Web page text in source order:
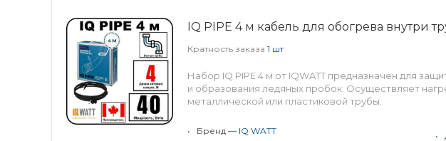
IQ PIPE 4 м кабель для обогрева внутри
Кратность заказа 1 шт
Набор IQ PIPE 4 м от IQWATT предназначен для
и образования ледяных пробок. Осуществляет
металлической или пластиковой трубы.
• Бренд — IQ WATT
•